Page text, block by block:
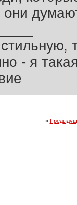
они
- я
«